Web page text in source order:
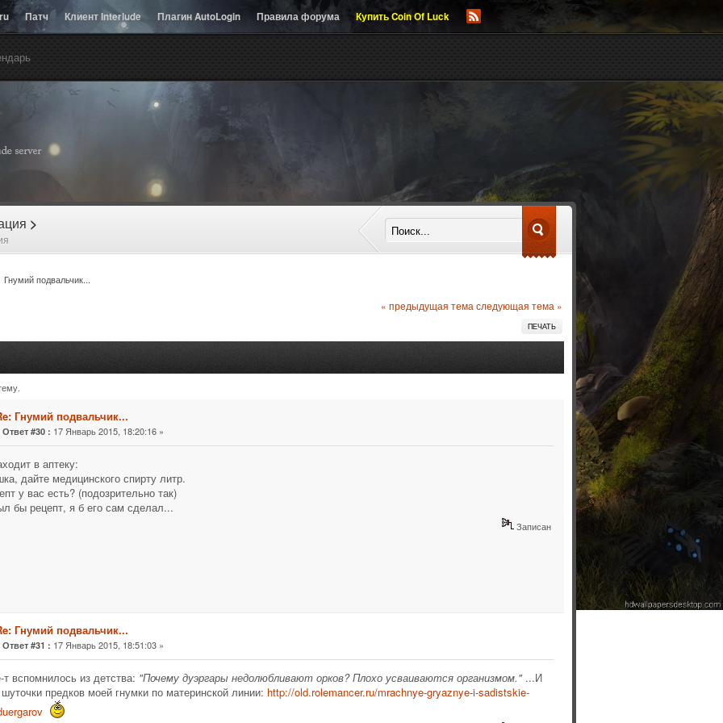
Патч Клиент Interlude Плагин AutoLogin Правила форума Купить Coin Of Luck
>
Гнумий подвальчик...
« предыдущая тема следующая тема »
ПЕЧАТЬ
2529340 раз)
Гнумий подвальчик...
Ответ #30 : 17 Январь 2015, 18:20:16 »
в аптеку:
дайте медицинского спирту литр.
у вас есть? (подозрительно так)
бы рецепт, я б его сам сделал...
Записан
Гнумий подвальчик...
Ответ #31 : 17 Январь 2015, 18:51:03 »
т вспомнилось из детства: "Почему дуэргары недолюбливают орков? Плохо усваиваются организмом."...И
предков моей гнумки по материнской линии: http://old.rolemancer.ru/mrachnye-gryaznye-i-sadistskie-